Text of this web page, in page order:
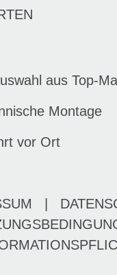
aus Top-
Montage
vor Ort